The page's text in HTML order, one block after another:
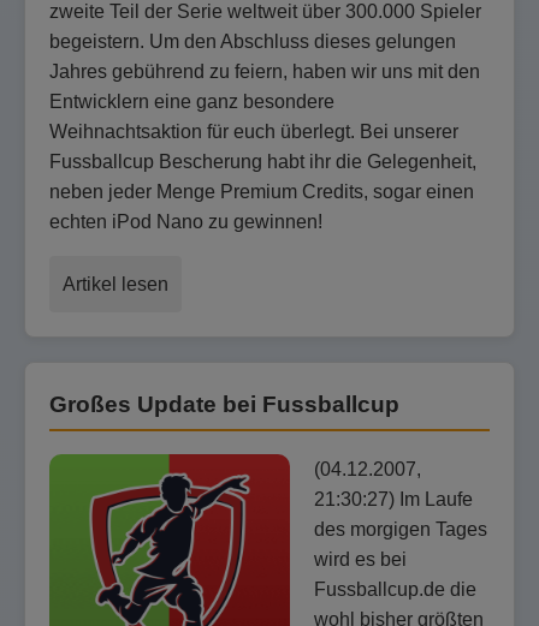
zweite Teil der Serie weltweit über 300.000 Spieler
begeistern. Um den Abschluss dieses gelungen
Jahres gebührend zu feiern, haben wir uns mit den
Entwicklern eine ganz besondere
Weihnachtsaktion für euch überlegt. Bei unserer
Fussballcup Bescherung habt ihr die Gelegenheit,
neben jeder Menge Premium Credits, sogar einen
echten iPod Nano zu gewinnen!
Artikel lesen
Großes Update bei Fussballcup
(04.12.2007,
21:30:27) Im Laufe
des morgigen Tages
wird es bei
Fussballcup.de die
wohl bisher größten